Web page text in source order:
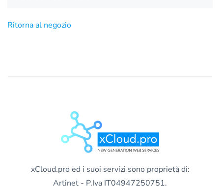
Ritorna al negozio
xCloud.pro ed i suoi servizi sono proprietà di:
Artinet - P.Iva IT04947250751.